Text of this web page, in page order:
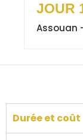
JOUR
Assouan
Durée et coût